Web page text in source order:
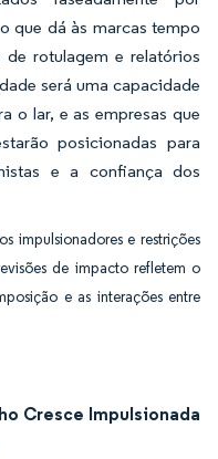
que dá às marcas tempo
rotulagem e relatórios
será uma capacidade
o lar, e as empresas que
posicionadas para
e a confiança dos
impulsionadores e restrições
de impacto refletem o
e as interações entre
Cresce Impulsionada